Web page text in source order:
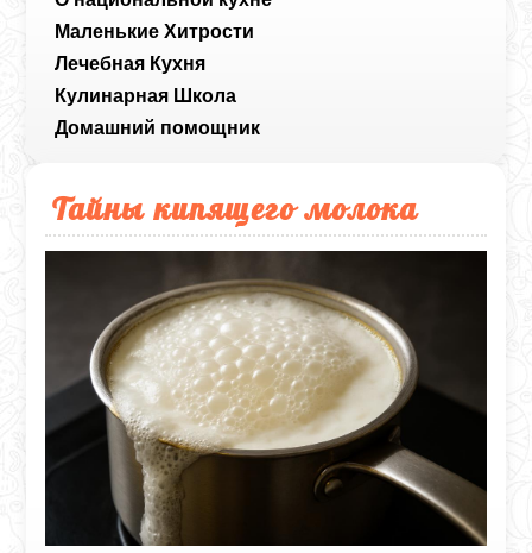
Маленькие Хитрости
Лечебная Кухня
Кулинарная Школа
Домашний помощник
Тайны кипящего молока